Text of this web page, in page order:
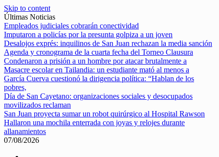
Skip to content
Últimas Noticias
Empleados judiciales cobrarán conectividad
Imputaron a policías por la presunta golpiza a un joven
Desalojos exprés: inquilinos de San Juan rechazan la media sanción
Agenda y cronograma de la cuarta fecha del Torneo Clausura
Condenaron a prisión a un hombre por atacar brutalmente a
Masacre escolar en Tailandia: un estudiante mató al menos a
García Cuerva cuestionó la dirigencia política: “Hablan de los
pobres,
Día de San Cayetano: organizaciones sociales y desocupados
movilizados reclaman
San Juan proyecta sumar un robot quirúrgico al Hospital Rawson
Hallaron una mochila enterrada con joyas y relojes durante
allanamientos
07/08/2026